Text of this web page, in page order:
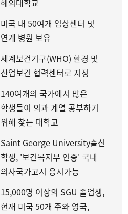
해외대학교
미국 내 50여개 임상센터 및
연계 병원 보유
세계보건기구(WHO) 환경 및
산업보건 협력센터로 지정
140여개의 국가에서 많은
학생들이 의과 계열 공부하기
위해 찾는 대학교
Saint George University출신
학생, '보건복지부 인증' 국내
의사국가고시 응시가능
15,000명 이상의 SGU 졸업생,
현재 미국 50개 주와 영국,